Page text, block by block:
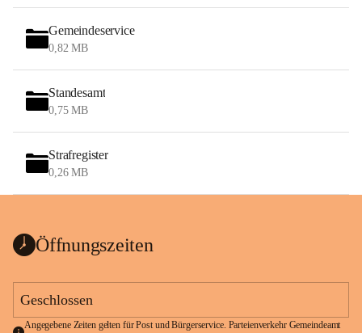
Gemeindeservice
0,82 MB
Standesamt
0,75 MB
Strafregister
0,26 MB
Öffnungszeiten
Geschlossen
Angegebene Zeiten gelten für Post und Bürgerservice. Parteienverkehr Gemeindeamt